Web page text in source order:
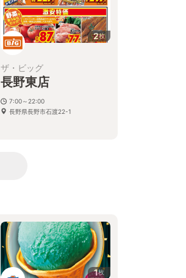
2枚
ザ・ビッグ
長野東店
7:00～22:00
長野県長野市石渡22-1
1枚